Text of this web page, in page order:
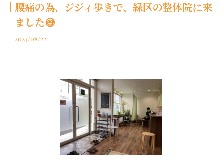
腰痛の為、ジジィ歩きで、緑区の整体院に来
ました😅
2023/08/22